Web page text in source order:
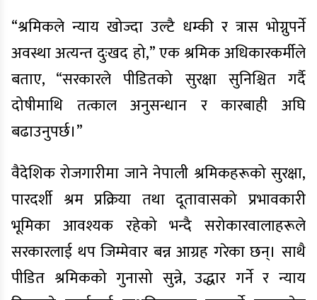
“श्रमिकले न्याय खोज्दा उल्टै धम्की र त्रास भोग्नुपर्ने
अवस्था अत्यन्त दुःखद हो,” एक श्रमिक अधिकारकर्मीले
बताए, “सरकारले पीडितको सुरक्षा सुनिश्चित गर्दै
दोषीमाथि तत्काल अनुसन्धान र कारबाही अघि
बढाउनुपर्छ।”
वैदेशिक रोजगारीमा जाने नेपाली श्रमिकहरूको सुरक्षा,
पारदर्शी श्रम प्रक्रिया तथा दूतावासको प्रभावकारी
भूमिका आवश्यक रहेको भन्दै सरोकारवालाहरूले
सरकारलाई थप जिम्मेवार बन्न आग्रह गरेका छन्। साथै
पीडित श्रमिकको गुनासो सुन्ने, उद्धार गर्ने र न्याय